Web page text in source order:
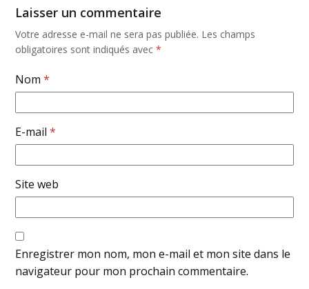
Laisser un commentaire
Votre adresse e-mail ne sera pas publiée. Les champs
obligatoires sont indiqués avec*
Nom*
E-mail*
Site web
Enregistrer mon nom, mon e-mail et mon site dans le
navigateur pour mon prochain commentaire.